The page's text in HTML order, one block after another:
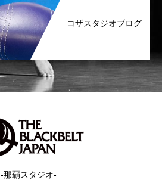
コザスタジオブログ
-那覇スタジオ-